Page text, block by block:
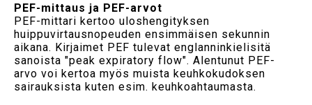
PEF-mittaus ja PEF-arvot
PEF-mittari kertoo uloshengityksen
huippuvirtausnopeuden ensimmäisen sekunnin
aikana. Kirjaimet PEF tulevat englanninkielisitä
sanoista "peak expiratory flow". Alentunut PEF-
arvo voi kertoa myös muista keuhkokudoksen
sairauksista kuten esim. keuhkoahtaumasta.